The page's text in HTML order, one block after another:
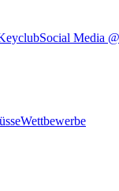
Social Media
Wettbewerbe